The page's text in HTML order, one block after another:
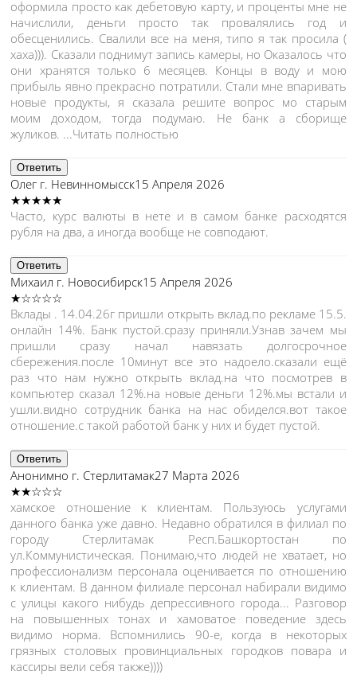
оформила просто как дебетовую карту, и проценты мне не
начислили, деньги просто так провалялись год и
обесценились. Свалили все на меня, типо я так просила (
хаха))). Сказали поднимут запись камеры, но Оказалось что
они хранятся только 6 месяцев. Концы в воду и мою
прибыль явно прекрасно потратили. Стали мне впаривать
новые продукты, я сказала решите вопрос мо старым
моим доходом, тогда подумаю. Не банк а сборище
жуликов. ...Читать полностью
Ответить
Олег г. Невинномысск15 Апреля 2026
★★★★★
Часто, курс валюты в нете и в самом банке расходятся
рубля на два, а иногда вообще не совподают.
Ответить
Михаил г. Новосибирск15 Апреля 2026
★☆☆☆☆
Вклады . 14.04.26г пришли открыть вклад.по рекламе 15.5.
онлайн 14%. Банк пустой.сразу приняли.Узнав зачем мы
пришли сразу начал навязать долгосрочное
сбережения.после 10минут все это надоело.сказали ещё
раз что нам нужно открыть вклад.на что посмотрев в
компьютер сказал 12%.на новые деньги 12%.мы встали и
ушли.видно сотрудник банка на нас обиделся.вот такое
отношение.с такой работой банк у них и будет пустой.
Ответить
Анонимно г. Стерлитамак27 Марта 2026
★★☆☆☆
хамское отношение к клиентам. Пользуюсь услугами
данного банка уже давно. Недавно обратился в филиал по
городу Стерлитамак Респ.Башкортостан по
ул.Коммунистическая. Понимаю,что людей не хватает, но
профессионализм персонала оценивается по отношению
к клиентам. В данном филиале персонал набирали видимо
с улицы какого нибудь депрессивного города... Разговор
на повышенных тонах и хамоватое поведение здесь
видимо норма. Вспомнились 90-е, когда в некоторых
грязных столовых провинциальных городков повара и
кассиры вели себя также))))